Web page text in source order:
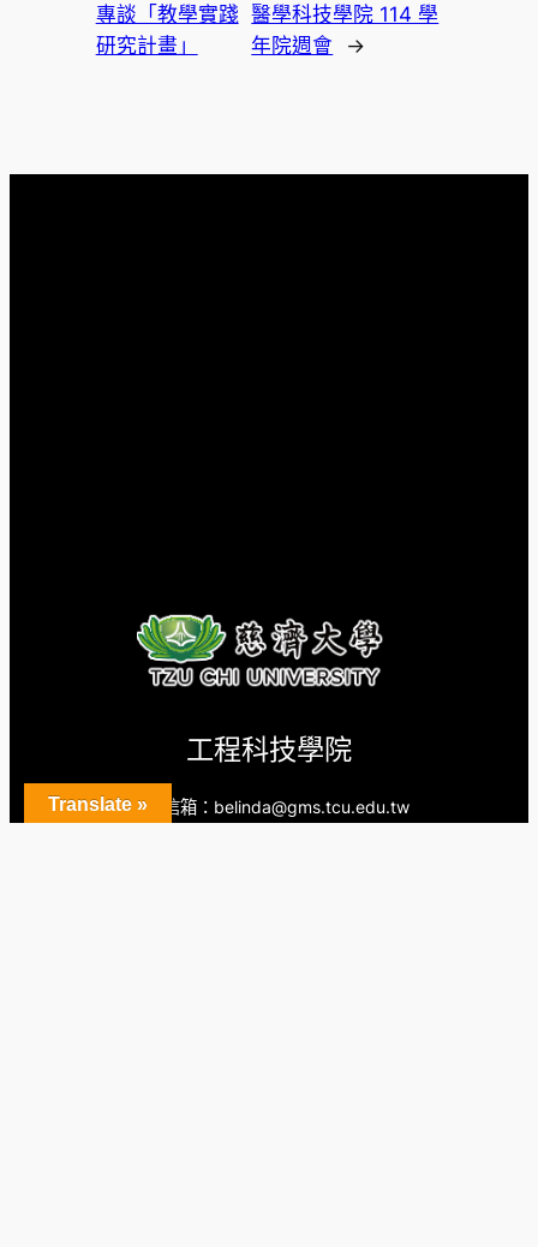
專談「教學實踐
研究計畫」
醫學科技學院 114 學
年院週會
→
工程科技學院
電子信箱：belinda@gms.tcu.edu.tw
Translate »